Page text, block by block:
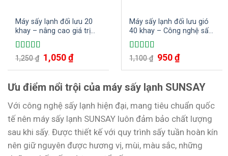
Máy sấy lạnh đối lưu 20
khay – nâng cao giá trị
nông sản
Được xếp
5
sao
1,250₫ Giá
gốc
là:
1,050₫Giá
hiện
tại
1,050 ₫.
Máy sấy lạnh đối lưu gió
40 khay – Công nghệ sấy
đối lưu hiện đại, tiết kiệm
điện năng, nhân công
Được xếp
sao
1,100₫ Giá
gốc
là:
950₫Giá
hiện
tại
950 ₫.
Ưu điểm nổi trội của máy sấy lạnh SUNSAY
Với công nghệ sấy lạnh hiện đại, mang tiêu chuẩn quốc
tế nên máy sấy lạnh SUNSAY luôn đảm bảo chất lượng
sau khi sấy. Được thiết kế với quy trình sấy tuần hoàn kín
nên giữ nguyên được hương vị, mùi, màu sắc, những